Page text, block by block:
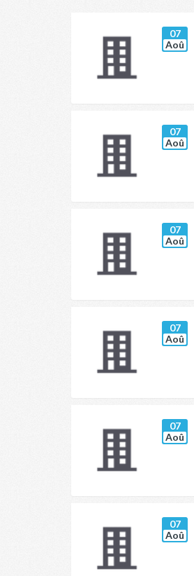
07
Aoû
07
Aoû
07
Aoû
07
Aoû
07
Aoû
07
Aoû